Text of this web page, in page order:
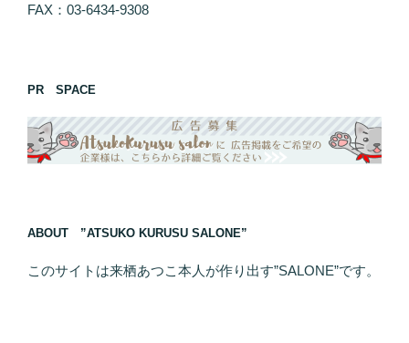
FAX：03-6434-9308
PR SPACE
ABOUT ”ATSUKO KURUSU SALONE”
このサイトは来栖あつこ本人が作り出す”SALONE”です。